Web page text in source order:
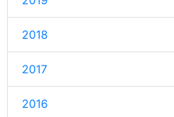
2018
2017
2016